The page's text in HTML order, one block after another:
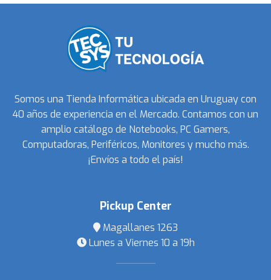
Somos una Tienda Informática ubicada en Uruguay con
40 años de experiencia en el Mercado. Contamos con un
amplio catálogo de Notebooks, PC Gamers,
Computadoras, Periféricos, Monitores y mucho más.
¡Envíos a todo el país!
Pickup Center
Magallanes 1263
Lunes a Viernes 10 a 19h